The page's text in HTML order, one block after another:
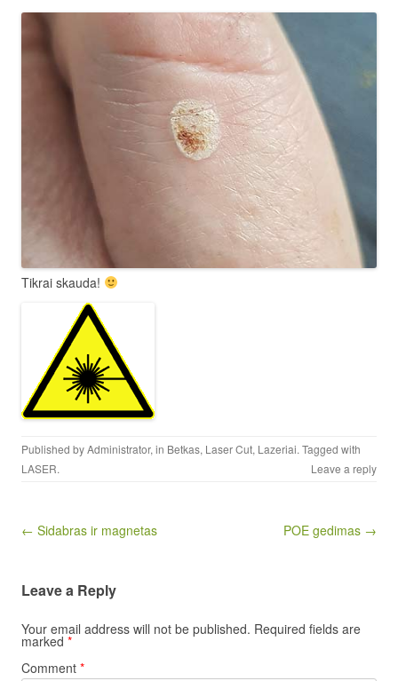
Tikrai skauda!
Published byAdministrator, in Betkas, Laser Cut, Lazeriai. Tagged with
LASER. Leave a reply
Post navigation
← Sidabras ir magnetas POE gedimas →
Leave a Reply
Your email address will not be published. Required fields are
marked *
Comment *